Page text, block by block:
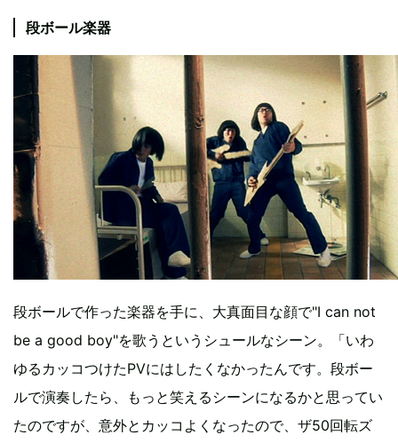
段ボール楽器
段ボールで作った楽器を手に、大真面目な顔で"I can not
be a good boy"を歌うというシュールなシーン。「いわ
ゆるカッコつけたPVにはしたくなかったんです。段ボー
ルで演奏したら、もっと笑えるシーンになるかと思ってい
たのですが、意外とカッコよくなったので、ザ50回転ズ